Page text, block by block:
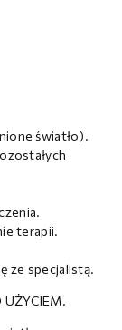
światło).
terapii.
ze specjalistą.
UŻYCIEM.